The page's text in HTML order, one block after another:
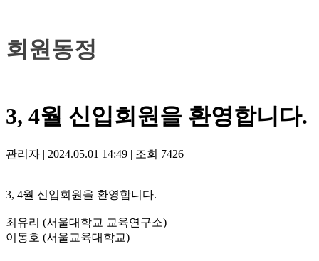
회원동정
3, 4월 신입회원을 환영합니다.
관리자 | 2024.05.01 14:49 | 조회 7426
3, 4월 신입회원을 환영합니다.
최유리 (서울대학교 교육연구소)
이동호 (서울교육대학교)